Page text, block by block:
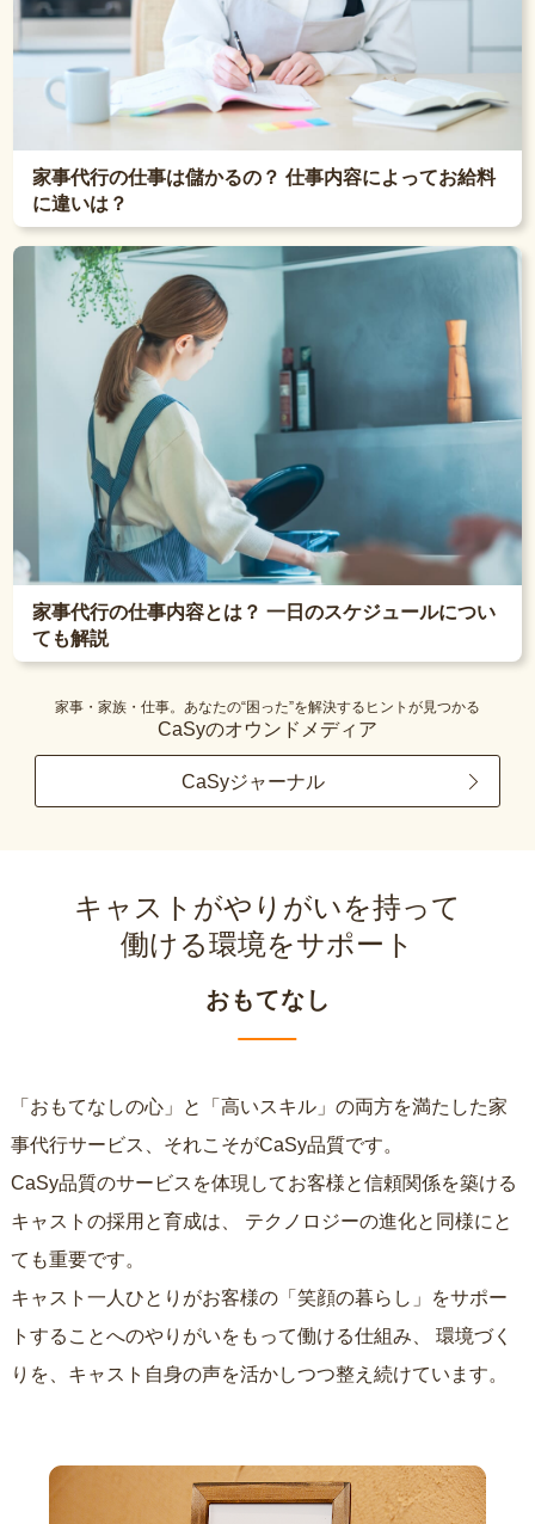
家事代行の仕事は儲かるの？ 仕事内容によってお給料
に違いは？
家事代行の仕事内容とは？ 一日のスケジュールについ
ても解説
家事・家族・仕事。あなたの“困った”を解決するヒントが見つかる
CaSyのオウンドメディア
CaSyジャーナル
キャストがやりがいを持って
働ける環境をサポート
おもてなし
「おもてなしの心」と「高いスキル」の両方を満たした家
事代行サービス、それこそがCaSy品質です。
CaSy品質のサービスを体現してお客様と信頼関係を築ける
キャストの採用と育成は、
ても重要です。
キャスト一人ひとりがお客様の「笑顔の暮らし」をサポー
トすることへのやりがいをもって働ける仕組み、
りを、キャスト自身の声を活かしつつ整え続けています。